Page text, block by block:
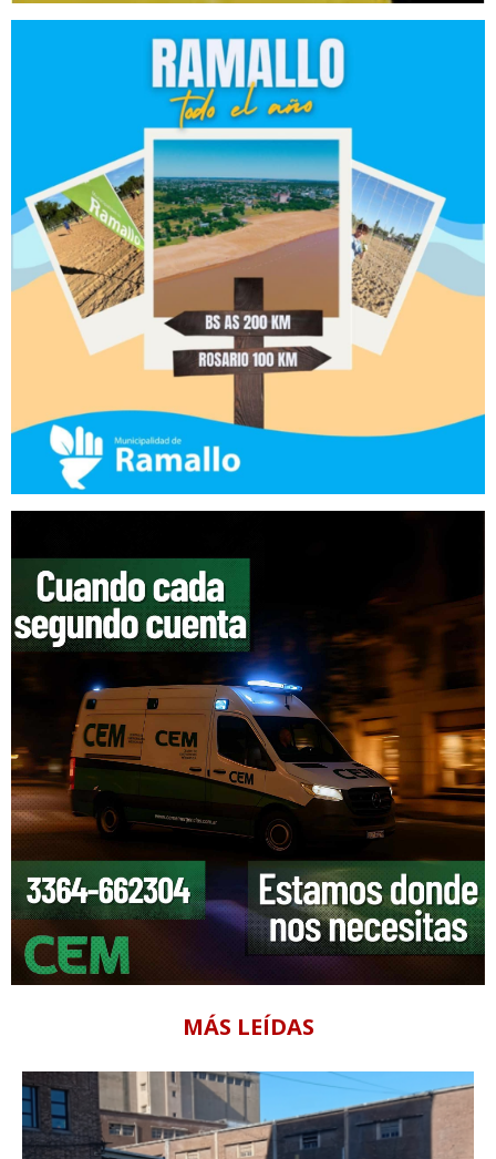
MÁS LEÍDAS